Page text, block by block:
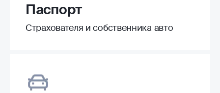
Паспорт
Страхователя и собственника авто